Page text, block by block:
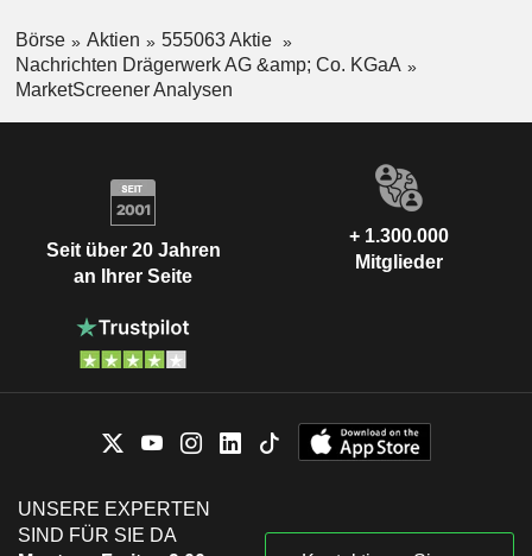
Börse Aktien
555063 Aktie
Nachrichten Drägerwerk AG &amp; Co. KGaA
MarketScreener Analysen
Seit über 20 Jahren
an Ihrer Seite
+ 1.300.000
Mitglieder
UNSERE EXPERTEN
SIND FÜR SIE DA